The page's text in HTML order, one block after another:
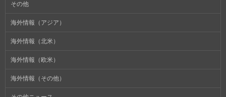
その他
海外情報（アジア）
海外情報（北米）
海外情報（欧米）
海外情報（その他）